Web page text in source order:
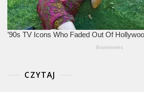
CZYTAJ